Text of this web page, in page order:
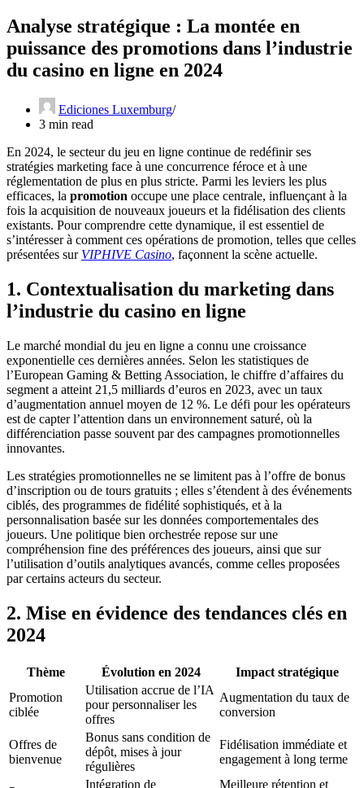
Analyse stratégique : La montée en
puissance des promotions dans l’industrie
du casino en ligne en 2024
Ediciones Luxemburg
3 min read
En 2024, le secteur du jeu en ligne continue de redéfinir ses
stratégies marketing face à une concurrence féroce et à une
réglementation de plus en plus stricte. Parmi les leviers les plus
efficaces, la promotion occupe une place centrale, influençant à la
fois la acquisition de nouveaux joueurs et la fidélisation des clients
existants. Pour comprendre cette dynamique, il est essentiel de
s’intéresser à comment ces opérations de promotion, telles que celles
présentées sur VIPHIVE Casino, façonnent la scène actuelle.
1. Contextualisation du marketing dans
l’industrie du casino en ligne
Le marché mondial du jeu en ligne a connu une croissance
exponentielle ces dernières années. Selon les statistiques de
l’European Gaming & Betting Association, le chiffre d’affaires du
segment a atteint 21,5 milliards d’euros en 2023, avec un taux
d’augmentation annuel moyen de 12 %. Le défi pour les opérateurs
est de capter l’attention dans un environnement saturé, où la
différenciation passe souvent par des campagnes promotionnelles
innovantes.
Les stratégies promotionnelles ne se limitent pas à l’offre de bonus
d’inscription ou de tours gratuits ; elles s’étendent à des événements
ciblés, des programmes de fidélité sophistiqués, et à la
personnalisation basée sur les données comportementales des
joueurs. Une politique bien orchestrée repose sur une
compréhension fine des préférences des joueurs, ainsi que sur
l’utilisation d’outils analytiques avancés, comme celles proposées
par certains acteurs du secteur.
2. Mise en évidence des tendances clés en
2024
Thème Évolution en 2024
Impact stratégique
Promotion
ciblée
Utilisation accrue de l’IA
pour personnaliser les
offres
Augmentation du taux de
conversion
Offres de
bienvenue
Bonus sans condition de
dépôt, mises à jour
régulières
Fidélisation immédiate et
engagement à long terme
Intégration de Meilleure rétention et